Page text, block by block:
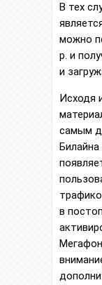
В тех
можно
р. и
и
Исходя
самым
в